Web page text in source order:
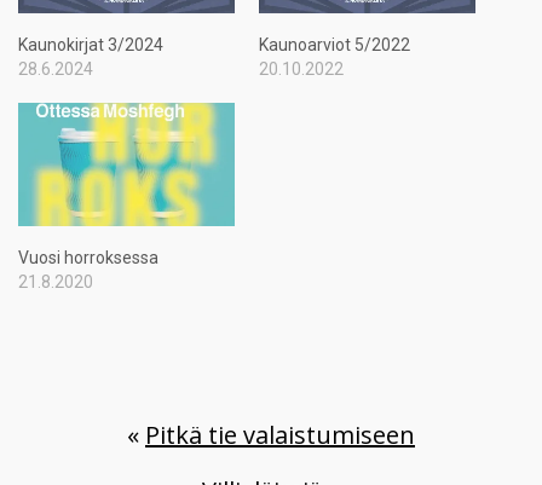
Kaunokirjat 3/2024
28.6.2024
Kaunoarviot 5/2022
20.10.2022
Vuosi horroksessa
21.8.2020
« Pitkä tie valaistumiseen